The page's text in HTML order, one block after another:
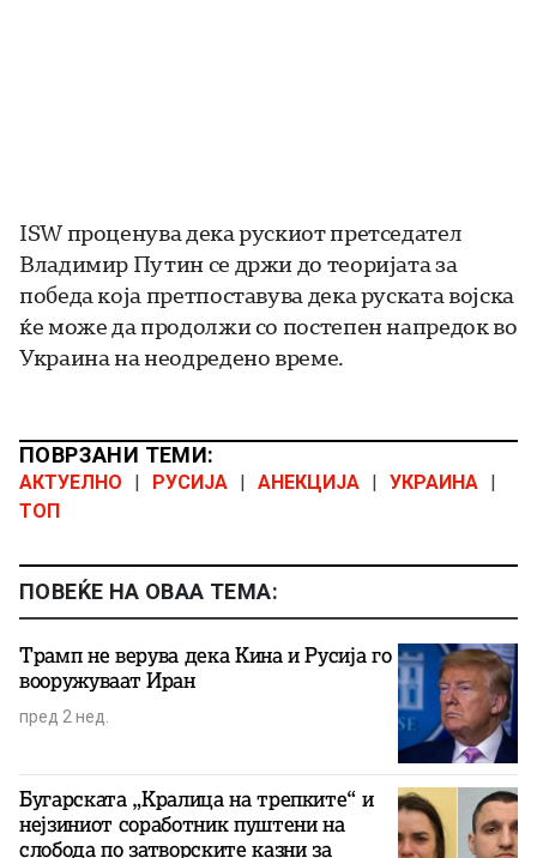
ISW проценува дека рускиот претседател
Владимир Путин се држи до теоријата за
победа која претпоставува дека руската војска
ќе може да продолжи со постепен напредок во
Украина на неодредено време.
ПОВРЗАНИ ТЕМИ:
АКТУЕЛНО РУСИЈА АНЕКЦИЈА УКРАИНА
ТОП
ПОВЕЌЕ НА ОВАА ТЕМА:
Трамп не верува дека Кина и Русија го
вооружуваат Иран
пред 2 нед.
Бугарската „Кралица на трепките“ и
нејзиниот соработник пуштени на
слобода по затворските казни за